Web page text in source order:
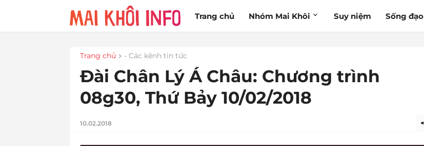
Trang chủ Nhóm Mai Khôi Suy niệm Sống đạo
Trang chủ - Các kênh tin tức
Đài Chân Lý Á Châu: Chương trình
08g30, Thứ Bảy 10/02/2018
10.02.2018